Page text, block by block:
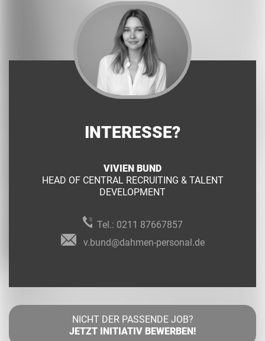
INTERESSE?
VIVIEN BUND
HEAD OF CENTRAL RECRUITING & TALENT
DEVELOPMENT
Tel.: 0211 87667857
v.bund@dahmen-personal.de
NICHT DER PASSENDE JOB?
JETZT INITIATIV BEWERBEN!